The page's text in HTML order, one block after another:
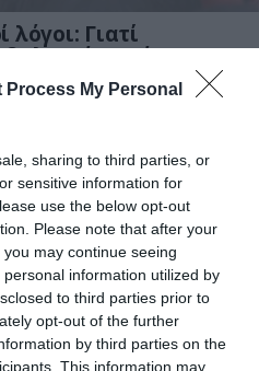
Process My Personal
sharing to third parties, or
sensitive information for
use the below opt-out
Please note that after your
may continue seeing
information utilized by
to third parties prior to
opt-out of the further
by third parties on the
This information may
λόγοι: Γιατί
από τις
– Τι δείχνει νέα
του καρκίνου του